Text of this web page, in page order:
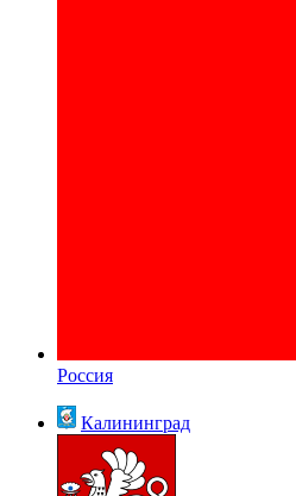
Россия
Калининград